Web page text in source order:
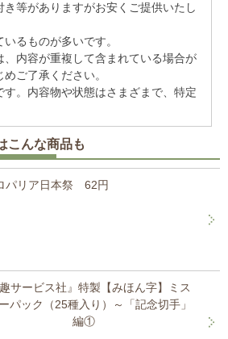
き等がありますがお安くご提供いたし
るものが多いです。
内容が重複して含まれている場合が
ご了承ください。
。内容物や状態はさまざまで、特定
こんな商品も
パリア日本祭 62円
趣サービス社』特製【みほん字】ミス
パック（25種入り）～「記念切手」
編①